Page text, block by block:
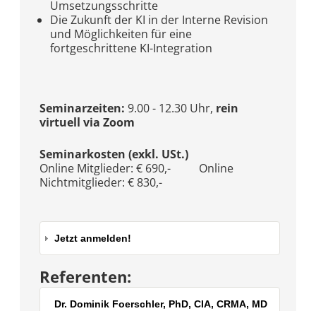
Umsetzungsschritte
Die Zukunft der KI in der Interne Revision
und Möglichkeiten für eine
fortgeschrittene KI-Integration
Seminarzeiten: 9.00 - 12.30 Uhr, rein
virtuell via Zoom
Seminarkosten (exkl. USt.)
Online Mitglieder: € 690,- Online
Nichtmitglieder: € 830,-
Jetzt anmelden!
Referenten:
Dr. Dominik Foerschler, PhD, CIA, CRMA, MD